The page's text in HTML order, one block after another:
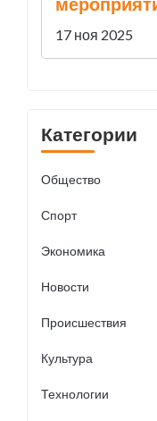
января в
17 ноя 2025
Категории
Общество
Спорт
Экономика
Новости
Происшествия
Культура
Технологии